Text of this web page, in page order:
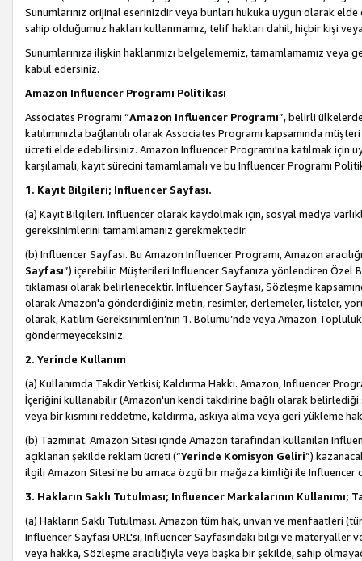
Sunumlarınız orijinal eserinizdir veya bunları hukuka uygun olarak
sahip olduğumuz hakları kullanmamız, telif hakları dahil, hiçbir kişi
Sunumlarınıza ilişkin haklarımızı belgelememiz, tamamlamamız
kabul edersiniz.
Amazon Influencer Programı Politikası
Associates Programı “Amazon Influencer Programı”, belirli
katılımınızla bağlantılı olarak Associates Programı kapsamında
ücreti elde edebilirsiniz. Amazon Influencer Programı'na katılmak için
karşılamalı, kayıt sürecini tamamlamalı ve bu Influencer Programı
1. Kayıt Bilgileri; Influencer Sayfası.
(a) Kayıt Bilgileri. Influencer olarak kaydolmak için, sosyal medya
gereksinimlerini tamamlamanız gerekmektedir.
(b) Influencer Sayfası. Bu Amazon Influencer Programı, Amazon
Sayfası”) içerebilir. Müşterileri Influencer Sayfanıza yönlendiren Özel
tıklaması olarak belirlenecektir. Influencer Sayfası, Sözleşme
olarak Amazon'a gönderdiğiniz metin, resimler, derlemeler, listeler,
olarak, Katılım Gereksinimleri’nin 1. Bölümü’nde veya Amazon
göndermeyeceksiniz.
2. Yerinde Kullanım
(a) Kullanımda Takdir Yetkisi; Kaldırma Hakkı. Amazon, Influencer
İçeriğini kullanabilir (Amazon'un kendi takdirine bağlı olarak belirlediği
veya bir kısmını reddetme, kaldırma, askıya alma veya geri yükleme
(b) Tazminat. Amazon Sitesi içinde Amazon tarafından kullanılan
açıklanan şekilde reklam ücreti (“Yerinde Komisyon Geliri”)
ilgili Amazon Sitesi’ne bu amaca özgü bir mağaza kimliği ile Influencer
3. Hakların Saklı Tutulması; Influencer Markalarının Kullanımı;
(a) Hakların Saklı Tutulması. Amazon tüm hak, unvan ve menfaatleri
Influencer Sayfası URL'si, Influencer Sayfasındaki bilgi ve materyaller
veya hakka, Sözleşme aracılığıyla veya başka bir şekilde, sahip